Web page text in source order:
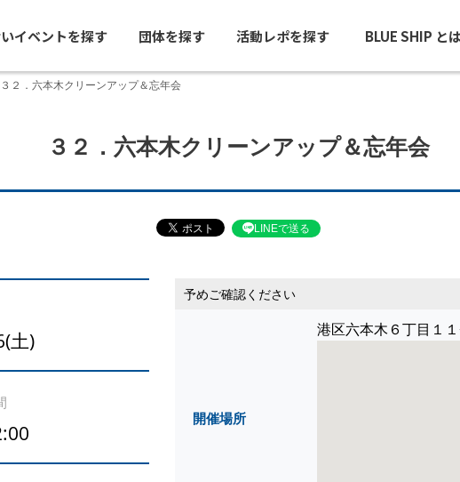
イベントを探す 団体を探す 活動レポを探す BLUE SHIP とは
３２．六本木クリーンアップ＆忘年会
３２．六本木クリーンアップ＆忘年会
LINEで送る
土)
予めご確認ください
開催場所
港区六本木６丁目１